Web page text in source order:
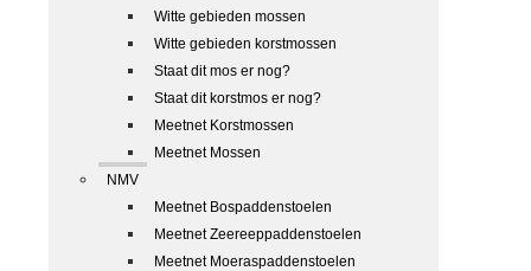
Witte gebieden mossen
Witte gebieden korstmossen
Staat dit mos er nog?
Staat dit korstmos er nog?
Meetnet Korstmossen
Meetnet Mossen
NMV
Meetnet Bospaddenstoelen
Meetnet Zeereeppaddenstoelen
Meetnet Moeraspaddenstoelen